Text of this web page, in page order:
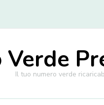
Verde
Il tuo numero verde